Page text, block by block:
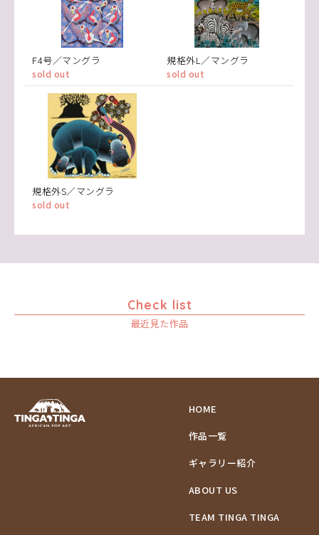
F4号／マングラ
sold out
規格外L／マングラ
sold out
規格外S／マングラ
sold out
Check list
最近見た作品
HOME
作品一覧
ギャラリー紹介
ABOUT US
TEAM TINGA TINGA